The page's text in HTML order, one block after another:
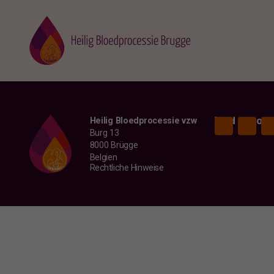
Heilig Bloedprocessie vzw
Burg 13
8000 Brügge
Belgien
Rechtliche Hinweise
Vind ons